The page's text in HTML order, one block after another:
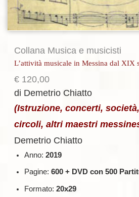
Collana Musica e musicisti
L’attività musicale in Messina dal XIX
€ 120,00
di Demetrio Chiatto
(Istruzione, concerti,
circoli, altri maestri
Demetrio Chiatto
Anno: 2019
Pagine: 600 + DVD con 500
Formato: 20x29